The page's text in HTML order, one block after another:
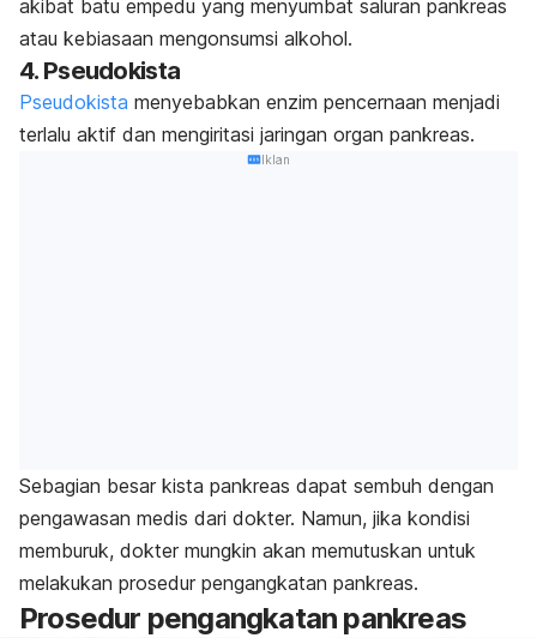
akibat batu empedu yang menyumbat saluran pankreas
atau kebiasaan mengonsumsi alkohol.
4. Pseudokista
Pseudokista menyebabkan enzim pencernaan menjadi
terlalu aktif dan mengiritasi jaringan organ pankreas.
Iklan
Sebagian besar kista pankreas dapat sembuh dengan
pengawasan medis dari dokter. Namun, jika kondisi
memburuk, dokter mungkin akan memutuskan untuk
melakukan prosedur pengangkatan pankreas.
Prosedur pengangkatan pankreas